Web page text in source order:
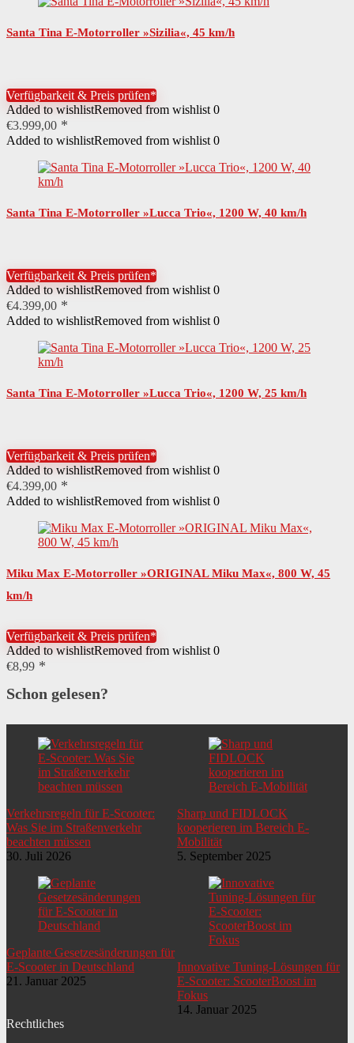
Santa Tina E-Motorroller »Sizilia«, 45 km/h
Verfügbarkeit & Preis prüfen*
Added to wishlistRemoved from wishlist 0
€3.999,00
Added to wishlistRemoved from wishlist 0
Santa Tina E-Motorroller »Lucca Trio«, 1200 W, 40 km/h
Verfügbarkeit & Preis prüfen*
Added to wishlistRemoved from wishlist 0
€4.399,00
Added to wishlistRemoved from wishlist 0
Santa Tina E-Motorroller »Lucca Trio«, 1200 W, 25 km/h
Verfügbarkeit & Preis prüfen*
Added to wishlistRemoved from wishlist 0
€4.399,00
Added to wishlistRemoved from wishlist 0
Miku Max E-Motorroller »ORIGINAL Miku Max«, 800 W, 45
km/h
Verfügbarkeit & Preis prüfen*
Added to wishlistRemoved from wishlist 0
€8,99
Schon gelesen?
Verkehrsregeln für E-Scooter:
Was Sie im Straßenverkehr
beachten müssen
30. Juli 2026
Sharp und FIDLOCK
kooperieren im Bereich E-
Mobilität
5. September 2025
Geplante Gesetzesänderungen für
E-Scooter in Deutschland
21. Januar 2025
Innovative Tuning-Lösungen für
E-Scooter: ScooterBoost im
Fokus
14. Januar 2025
Rechtliches